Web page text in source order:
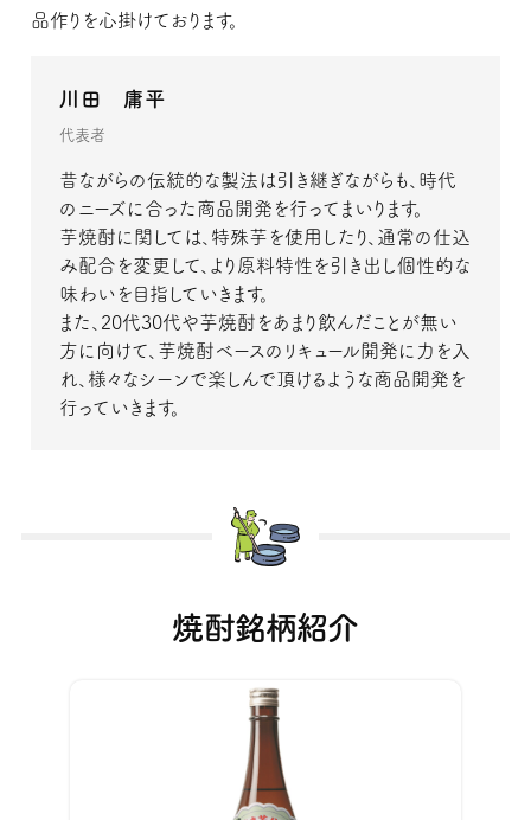
品作りを心掛けております。
川田 庸平
代表者
昔ながらの伝統的な製法は引き継ぎながらも、時代
のニーズに合った商品開発を行ってまいります。
芋焼酎に関しては、特殊芋を使用したり、通常の仕込
み配合を変更して、より原料特性を引き出し個性的な
味わいを目指していきます。
また、20代30代や芋焼酎をあまり飲んだことが無い
方に向けて、芋焼酎ベースのリキュール開発に力を入
れ、様々なシーンで楽しんで頂けるような商品開発を
行っていきます。
焼酎銘柄紹介